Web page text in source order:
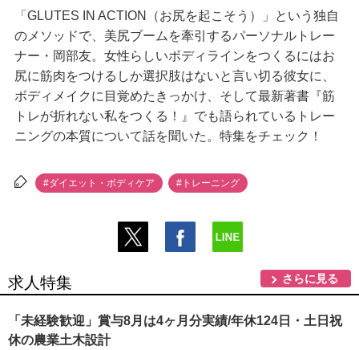
「GLUTES IN ACTION（お尻を起こそう）」という独自
のメソッドで、美尻ブームを牽引するパーソナルトレー
ナー・岡部友。女性らしいボディラインをつくるにはお
尻に筋肉をつけるしか選択肢はないと言い切る彼女に、
ボディメイクに目覚めたきっかけ、そして最新著書『筋
トレが折れない私をつくる！』でも語られているトレー
ニングの本質について話を聞いた。特集をチェック！
#ダイエット・ボディケア #トレーニング
求人特集 さらに見る
「未経験歓迎」賞与8月は4ヶ月分実績/年休124日・土日祝
休の農業土木設計